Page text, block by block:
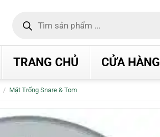
kiếm
TRANG CHỦ CỬA HÀNG
/ Mặt Trống Snare & Tom